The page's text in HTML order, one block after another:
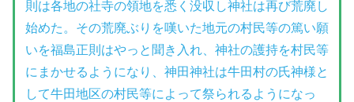
則は各地の社寺の領地を悉く没収し神社は再び荒廃し
始めた。その荒廃ぶりを嘆いた地元の村民等の篤い願
いを福島正則はやっと聞き入れ、神社の護持を村民等
にまかせるようになり、神田神社は牛田村の氏神様と
して牛田地区の村民等によって祭られるようになっ